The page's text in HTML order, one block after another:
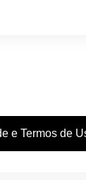
e Termos de